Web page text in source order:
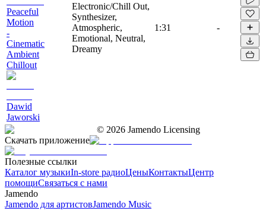
Peaceful
Motion
-
Cinematic
Ambient
Chillout
Dawid
Jaworski
Electronic/Chill Out,
Synthesizer,
Atmospheric,
Emotional, Neutral,
Dreamy
1:31 -
© 2026 Jamendo Licensing
Скачать приложение
Полезные ссылки
Каталог музыкиIn-store радиоЦеныКонтактыЦентр
помощиСвязаться с нами
Jamendo
Jamendo для артистовJamendo Music